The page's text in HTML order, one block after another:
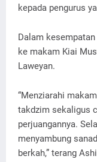
kepada pengurus
Dalam
ke makam Kiai
Laweyan.
“Menziarahi
takdzim sekaligus
perjuangannya.
menyambung
berkah,” terang